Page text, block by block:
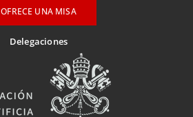
OFRECE UNA MISA
Delegaciones